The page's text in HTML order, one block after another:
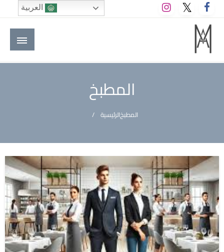
التخطي
إلى
المحتوى
M A hotels | إم ايه هوتيلز
الموقع الأول للعاملين في الفنادق في العالم العربي
المطبخ
الرئيسيةالمطبخ
العربية